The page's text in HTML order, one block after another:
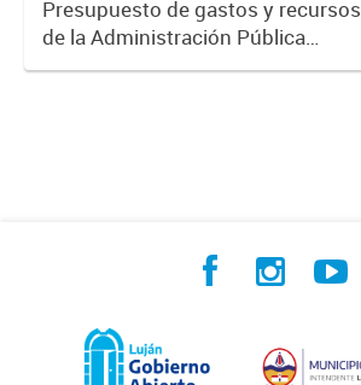
Presupuesto de gastos y recursos
de la Administración Pública
Municipal para el ejercicio 2023.